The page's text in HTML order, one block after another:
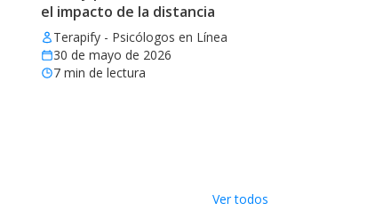
el impacto de la distancia
Terapify - Psicólogos en Línea
30 de mayo de 2026
7min de lectura
Ver todos